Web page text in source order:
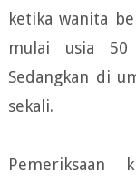
ketika wanita
mulai usia
Sedangkan di
sekali.
Pemeriksaan